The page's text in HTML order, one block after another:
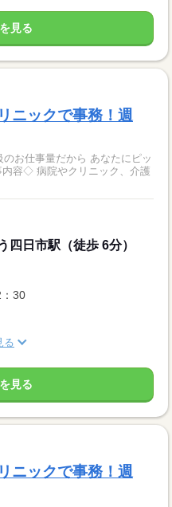
見る
ニックで事務！週
のお仕事量だから あなたにピッ
四日市駅（徒歩 6分）
30
る
見る
ニックで事務！週